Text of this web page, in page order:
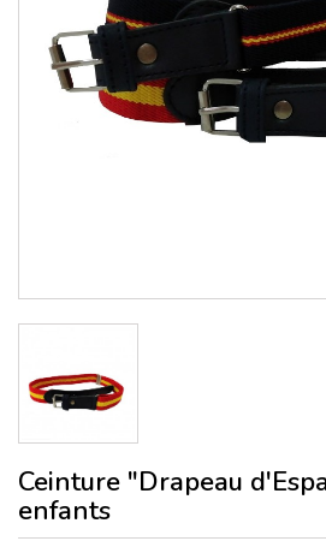
Ceinture "Drapeau
enfants